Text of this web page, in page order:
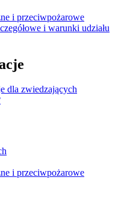
i przeciwpożarowe
i warunki udziału
dla zwiedzających
i przeciwpożarowe